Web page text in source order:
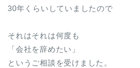
30年くらいしていましたので
それはそれは何度も
「会社を辞めたい」
というご相談を受けました。